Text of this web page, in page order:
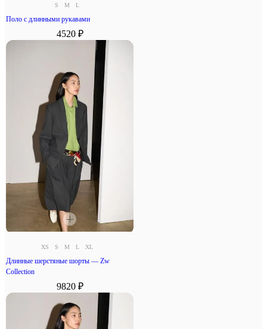
S M L
Поло с длинными рукавами
4520 ₽
XS S M L XL
Длинные шерстяные шорты — Zw
Collection
9820 ₽